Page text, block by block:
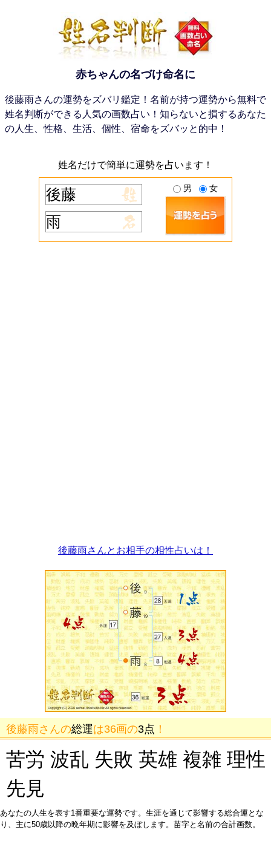
赤ちゃんの名づけ命名に
後藤雨さんの運勢をズバリ鑑定！名前が持つ運勢から無料で
姓名判断ができる人気の画数占い！知らないと損するあなた
の人生、性格、生活、個性、宿命をズバッと的中！
姓名だけで簡単に運勢を占います！
男 女
後藤雨さんとお相手の相性占いは！
後藤雨さんの総運は36画の3点 ！
苦労 波乱 失敗 英雄 複雑 理性
先見
あなたの人生を表す1番重要な運勢です。生涯を通じて影響する総合運とな
り、主に50歳以降の晩年期に影響を及ぼします。苗字と名前の合計画数。